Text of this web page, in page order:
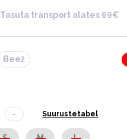
Tasuta transport alates 69€
Beež
- Suurustetabel